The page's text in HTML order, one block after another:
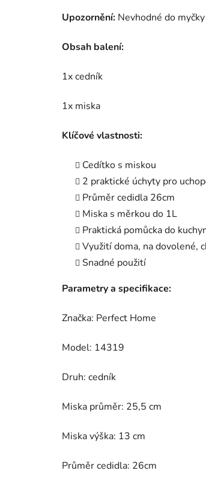
Upozornění: Nevhodné do
Obsah balení:
1x cedník
1x miska
Klíčové vlastnosti:
Cedítko s miskou
2 praktické úchyty pro
Průměr cedidla 26cm
Miska s měrkou do 1L
Praktická pomůcka do
Využití doma, na dovolené,
Snadné použití
Parametry a specifikace:
Značka: Perfect Home
Model: 14319
Druh: cedník
Miska průměr: 25,5 cm
Miska výška: 13 cm
Průměr cedidla: 26cm